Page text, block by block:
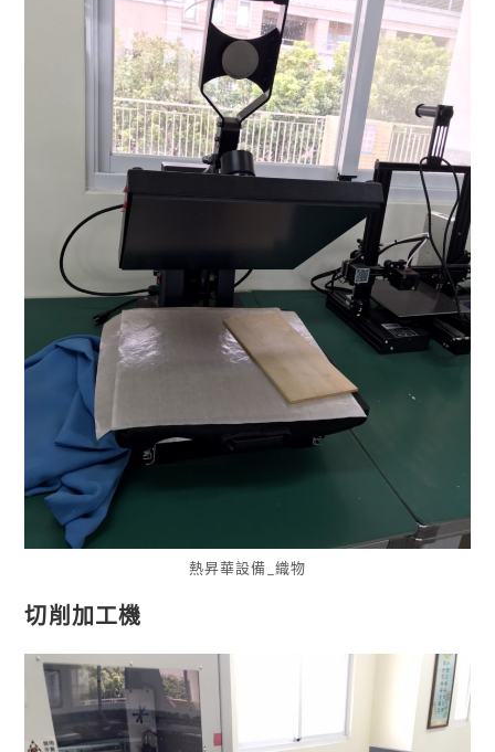
熱昇華設備_織物
切削加工機